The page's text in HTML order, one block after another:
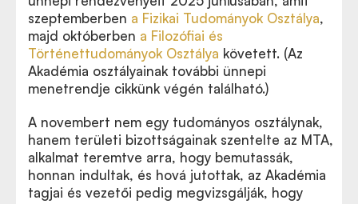
szeptemberben a Fizikai Tudományok Osztálya,
majd októberben a Filozófiai és
Történettudományok Osztálya követett. (Az
Akadémia osztályainak további ünnepi
menetrendje cikkünk végén található.)
A novembert nem egy tudományos osztálynak,
hanem területi bizottságainak szentelte az MTA,
alkalmat teremtve arra, hogy bemutassák,
honnan indultak, és hová jutottak, az Akadémia
tagjai és vezetői pedig megvizsgálják, hogy